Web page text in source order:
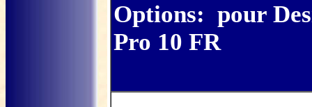
Options: pour
Pro 10 FR